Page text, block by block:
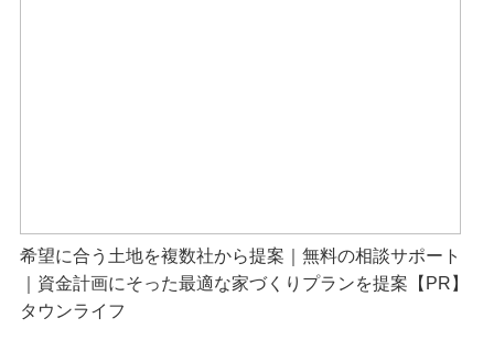
希望に合う土地を複数社から提案｜無料の相談サポート
｜資金計画にそった最適な家づくりプランを提案【PR】
タウンライフ